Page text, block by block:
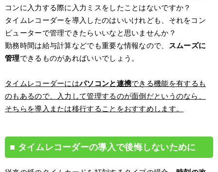
コンに入力する際に入力ミスをしたことはないですか？
タイムレコーダーを導入したのはいいけれども、それをコン
ピューターで管理できたらいいなと思いませんか？
勤務時間は給与計算などでも重要な情報なので、
スムーズに
管理できるものがあればいいでしょう。
タイムレコーダーにはパソコンと連携できる機能を有するも
のもあるので、入力して管理するのが面倒だというのなら、
そちらを導入または移行することをおすすめします。
タイムレコーダーの導入で後悔しないために